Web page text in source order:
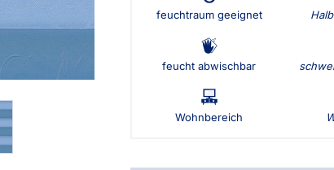
Massanfertigung
Zubehör
Alle
feuchtraum geeignet
feucht abwischbar
Wohnbereich